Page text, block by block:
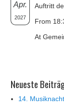
Apr.
2027
Auftritt
From
At
Neueste
14.